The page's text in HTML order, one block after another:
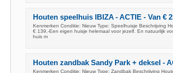
Houten speelhuis IBIZA - ACTIE - Van €
Kenmerken Conditie: Nieuw Type: Speelhuisje Beschrijving
€ 139,-Een eigen huisje helemaal voor jezelf. En natuurlijk
huis m
Houten zandbak Sandy Park + deksel -
Kenmerken Conditie: Nieuw Type: Zandbak Beschrijving